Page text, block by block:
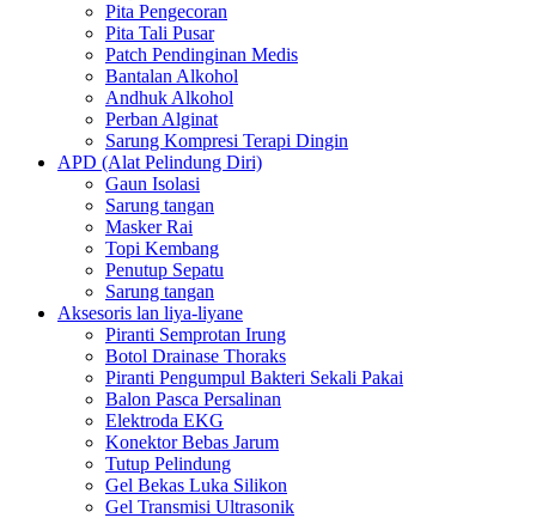
Pita Pengecoran
Pita Tali Pusar
Patch Pendinginan Medis
Bantalan Alkohol
Andhuk Alkohol
Perban Alginat
Sarung Kompresi Terapi Dingin
APD (Alat Pelindung Diri)
Gaun Isolasi
Sarung tangan
Masker Rai
Topi Kembang
Penutup Sepatu
Sarung tangan
Aksesoris lan liya-liyane
Piranti Semprotan Irung
Botol Drainase Thoraks
Piranti Pengumpul Bakteri Sekali Pakai
Balon Pasca Persalinan
Elektroda EKG
Konektor Bebas Jarum
Tutup Pelindung
Gel Bekas Luka Silikon
Gel Transmisi Ultrasonik